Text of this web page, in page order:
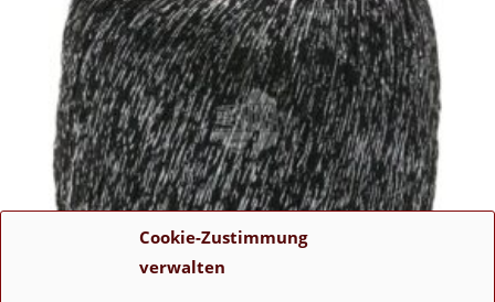
Cookie-Zustimmung
verwalten